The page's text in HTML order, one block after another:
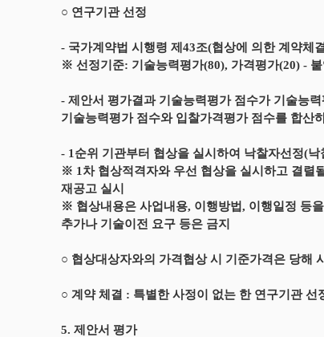
○ 연구기관 선정
- 국가계약법 시행령 제43조(협상에 의한 계약체
※ 선정기준: 기술능력평가(80), 가격평가(20) -
- 제안서 평가결과 기술능력평가 점수가 기술능
기술능력평가 점수와 입찰가격평가 점수를 합산
- 1순위 기관부터 협상을 실시하여 낙찰자선정(
※ 1차 협상적격자와 우선 협상을 실시하고 결렬
재공고 실시
※ 협상내용은 사업내용, 이행방법, 이행일정 등
추가나 기술이전 요구 등은 금지
○ 협상대상자와의 가격협상 시 기준가격은 당해
○ 계약 체결 : 특별한 사정이 없는 한 연구기관 선
5. 제안서 평가